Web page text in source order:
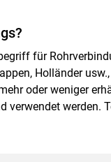
für
Holländer
oder weniger
verwendet werden.